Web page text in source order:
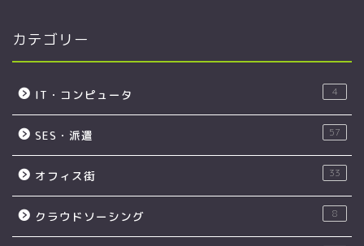
カテゴリー
IT・コンピュータ 4
SES・派遣 57
オフィス街 33
クラウドソーシング 8